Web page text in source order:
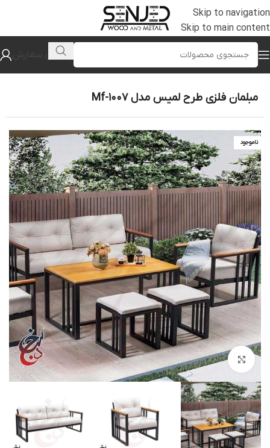
Skip to navigation
Skip to main content
پیگیری سفارش
خانه/
مبلمان فلزی طرح لمیس مدل Mf-1007
ناموجود
بزرگنمایی تصویر